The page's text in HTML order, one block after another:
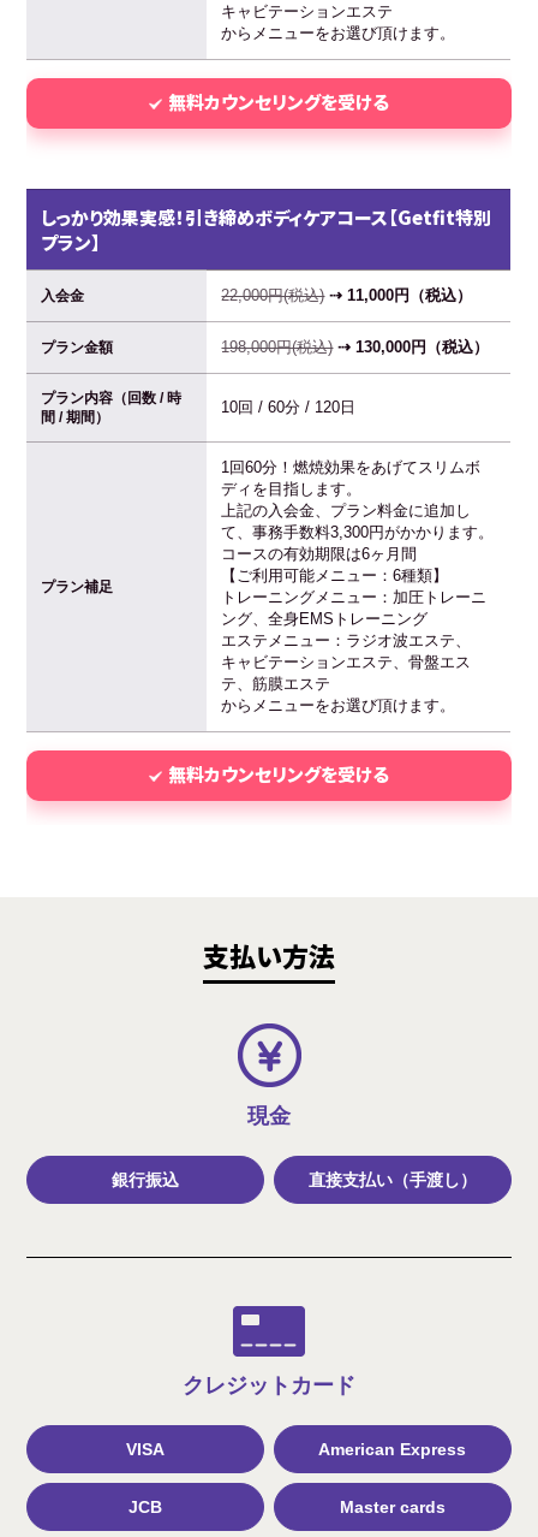
キャビテーションエステ
からメニューをお選び頂けます。
無料カウンセリングを受ける
しっかり効果実感！引き締めボディケアコース【Getfit特別
プラン】
入会金 22,000円(税込)⇢ 11,000円（税込）
プラン金額 198,000円(税込)⇢ 130,000円（税込）
プラン内容（回数 / 時
間 / 期間）
10回 / 60分 / 120日
プラン補足
1回60分！燃焼効果をあげてスリムボ
ディを目指します。
上記の入会金、プラン料金に追加し
て、事務手数料3,300円がかかります。
コースの有効期限は6ヶ月間
【ご利用可能メニュー：6種類】
トレーニングメニュー：加圧トレーニ
ング、全身EMSトレーニング
エステメニュー：ラジオ波エステ、
キャビテーションエステ、骨盤エス
テ、筋膜エステ
からメニューをお選び頂けます。
無料カウンセリングを受ける
支払い方法
現金
銀行振込 直接支払い（手渡し）
クレジット カード
VISA American Express
JCB Master cards